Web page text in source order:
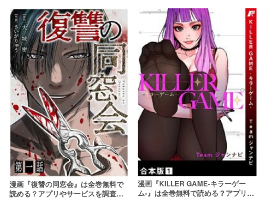
漫画『復讐の同窓会』は全巻無料で
読める？アプリやサービスを調査！
漫画『KILLER GAME-キラーゲー
ム-』は全巻無料で読める？アプリや